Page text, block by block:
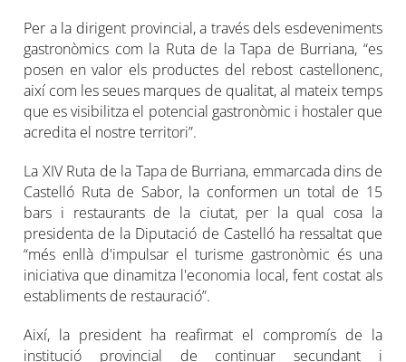
Per a la dirigent provincial, a través dels esdeveniments
gastronòmics com la Ruta de la Tapa de Burriana, “es
posen en valor els productes del rebost castellonenc,
així com les seues marques de qualitat, al mateix temps
que es visibilitza el potencial gastronòmic i hostaler que
acredita el nostre territori”.
La XIV Ruta de la Tapa de Burriana, emmarcada dins de
Castelló Ruta de Sabor, la conformen un total de 15
bars i restaurants de la ciutat, per la qual cosa la
presidenta de la Diputació de Castelló ha ressaltat que
“més enllà d'impulsar el turisme gastronòmic és una
iniciativa que dinamitza l'economia local, fent costat als
establiments de restauració”.
Així, la president ha reafirmat el compromís de la
institució provincial de continuar secundant i